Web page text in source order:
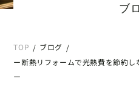
ブ
TOP / ブログ /
ー断熱リフォームで光熱費を節約
ー